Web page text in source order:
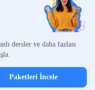
dersler ve daha fazlası
Paketleri İncele